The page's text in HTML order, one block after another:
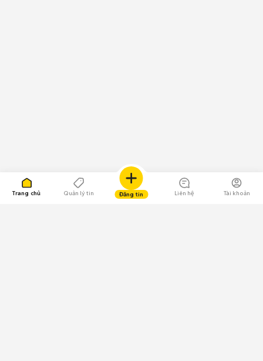
Trang chủ Quản lý tin Đăng tin Liên hệ Tài khoản